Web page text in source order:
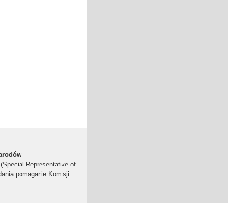
Representative of
pomaganie Komisji